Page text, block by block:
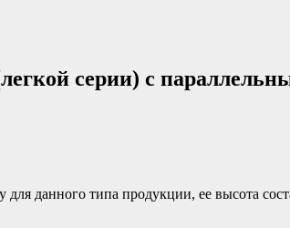
серии) с
для данного типа продукции, ее высота